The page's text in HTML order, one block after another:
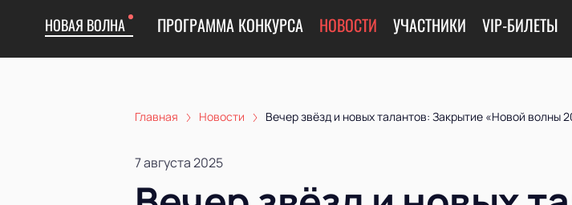
НОВАЯ ВОЛНА ПРОГРАММА КОНКУРСА НОВОСТИ УЧАСТНИКИ VIP-БИЛЕТЫ
Главная Новости Вечер звёзд и новых талантов: Закрытие «Новой волны
7 августа 2025